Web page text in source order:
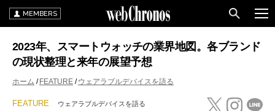
MEMBERS
2023年、スマートウォッチの業界地図。各ブランド
の現状整理と来年の展望予想
ホーム FEATURE ウェアラブルデバイスを語る
FEATURE ウェアラブルデバイスを語る